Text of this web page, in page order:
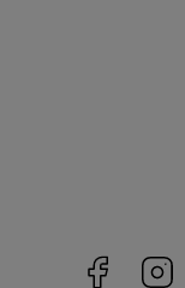
Facebook